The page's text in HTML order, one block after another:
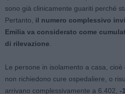
sono già clinicamente guariti perché
Pertanto, il numero complessivo
Emilia va considerato come
di rilevazione
Le persone in isolamento a casa,
non richiedono cure ospedaliere, o
arrivano complessivamente a 6.402, -